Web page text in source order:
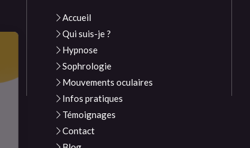
Accueil
Qui suis-je ?
Hypnose
Sophrologie
Mouvements oculaires
Infos pratiques
Témoignages
Contact